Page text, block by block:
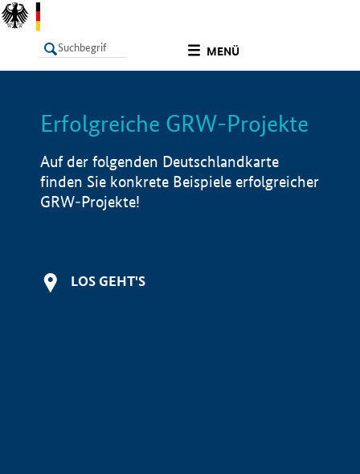
MENÜ
LISTE Info
Erfolgreiche GRW-Projekte
Auf der folgenden Deutschlandkarte
finden Sie konkrete Beispiele erfolgreicher
GRW-Projekte!
LOS GEHT'S